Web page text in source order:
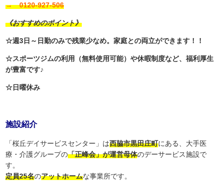
→ 0120-927-506
《おすすめのポイント》
☆週3日～日勤のみで残業少なめ。家庭との両立ができます！！
☆スポーツジムの利用（無料使用可能）や休暇制度など、福利厚生
が豊富です♪
☆日曜休み
施設紹介
「桜丘デイサービスセンター」は西脇市黒田庄町にある、大手医
療・介護グループの「正峰会」が運営母体のデーサービス施設で
す。
定員25名のアットホームな事業所です。